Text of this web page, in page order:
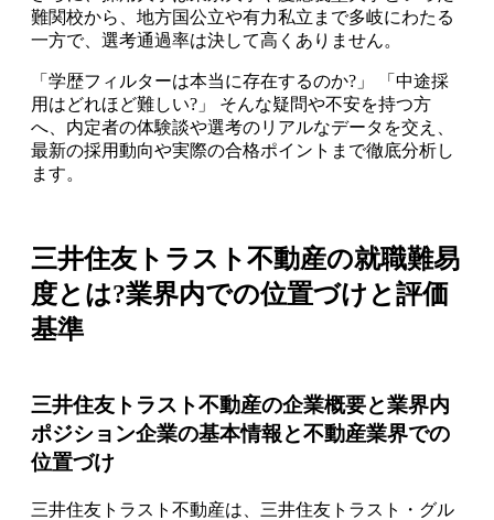
難関校から、地方国公立や有力私立まで多岐にわたる
一方で、選考通過率は決して高くありません。
「学歴フィルターは本当に存在するのか?」 「中途採
用はどれほど難しい?」 そんな疑問や不安を持つ方
へ、内定者の体験談や選考のリアルなデータを交え、
最新の採用動向や実際の合格ポイントまで徹底分析し
ます。
三井住友トラスト不動産の就職難易
度とは?業界内での位置づけと評価
基準
三井住友トラスト不動産の企業概要と業界内
ポジション企業の基本情報と不動産業界での
位置づけ
三井住友トラスト不動産は、 三井住友トラスト・グル